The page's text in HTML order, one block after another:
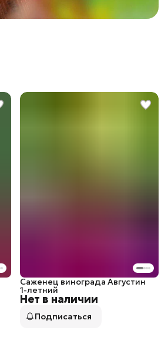
Нет в наличии
Саженец винограда Августин
1-летний
Подписаться